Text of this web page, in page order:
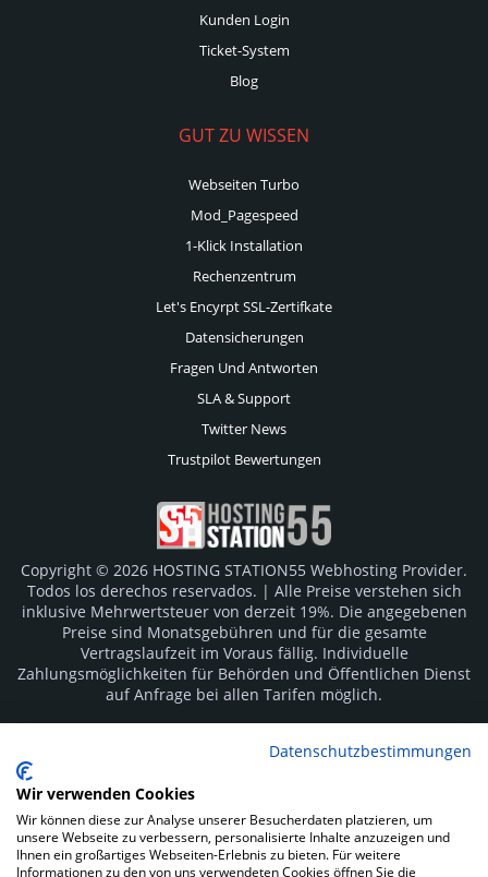
Kunden Login
Ticket-System
Blog
GUT ZU WISSEN
Webseiten Turbo
Mod_Pagespeed
1-Klick Installation
Rechenzentrum
Let's Encyrpt SSL-Zertifkate
Datensicherungen
Fragen Und Antworten
SLA & Support
Twitter News
Trustpilot Bewertungen
Copyright © 2026 HOSTING STATION55 Webhosting Provider.
Todos los derechos reservados. | Alle Preise verstehen sich
inklusive Mehrwertsteuer von derzeit 19%. Die angegebenen
Preise sind Monatsgebühren und für die gesamte
Vertragslaufzeit im Voraus fällig. Individuelle
Zahlungsmöglichkeiten für Behörden und Öffentlichen Dienst
auf Anfrage bei allen Tarifen möglich.
Hersteller. Irrtümer vorbehalten.
SOCIAL MEDIA
Datenschutzbestimmungen
Wir verwenden Cookies
Wir können diese zur Analyse unserer Besucherdaten platzieren, um
unsere Webseite zu verbessern, personalisierte Inhalte anzuzeigen und
Ihnen ein großartiges Webseiten-Erlebnis zu bieten. Für weitere
Informationen zu den von uns verwendeten Cookies öffnen Sie die